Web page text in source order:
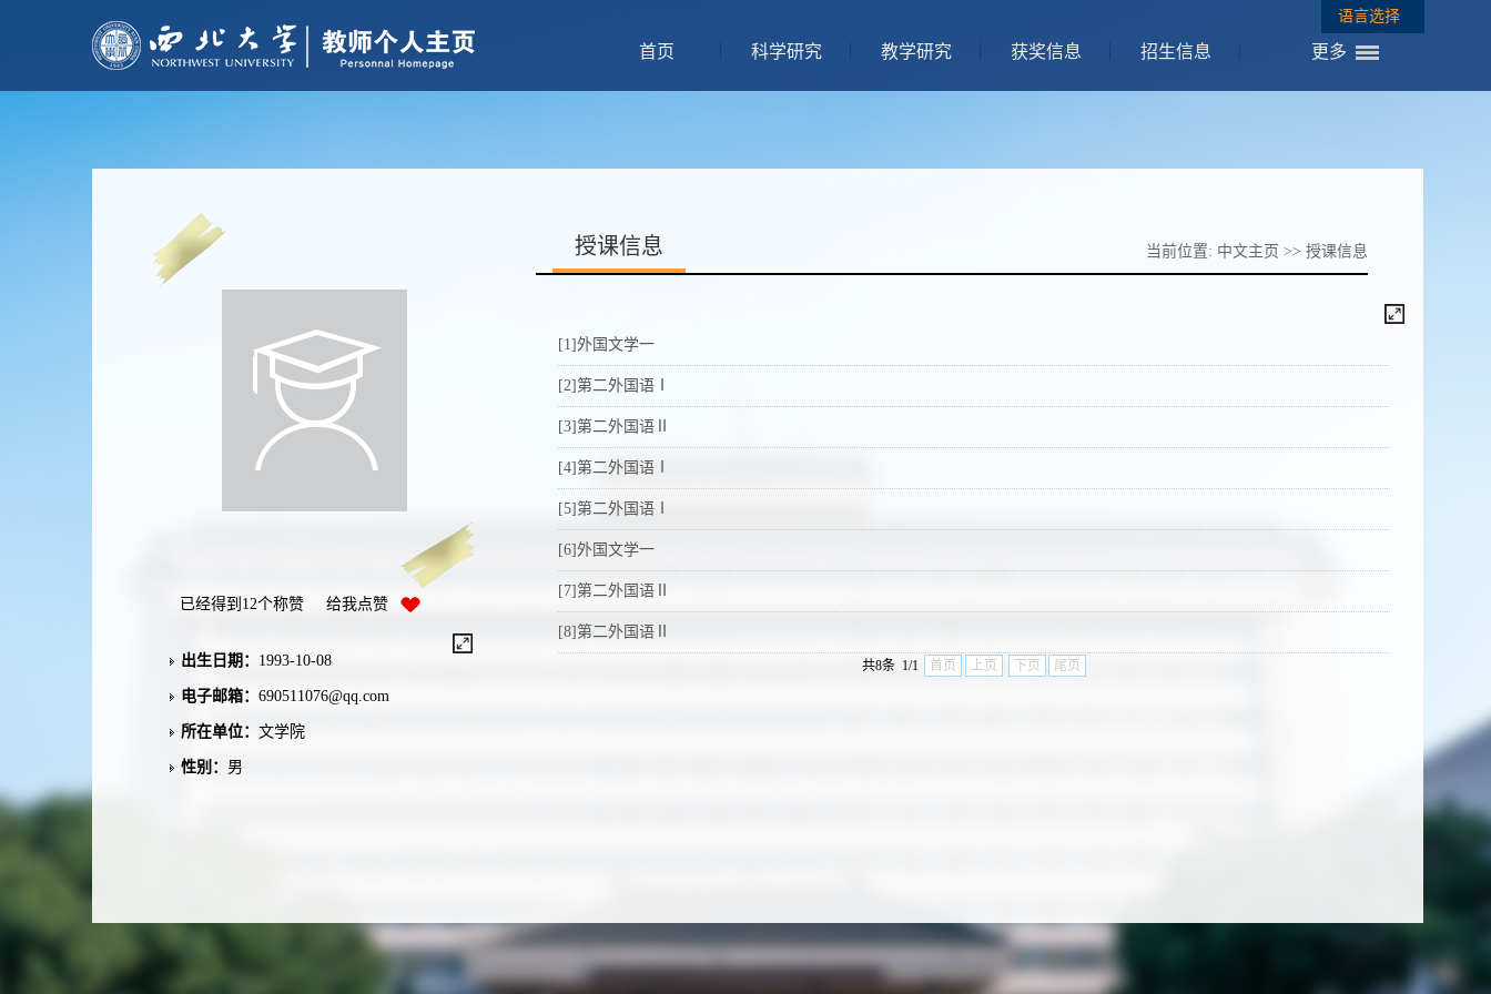
语言选择
首页 科学研究 教学研究 获奖信息 招生信息 更多
已经得到 12个称赞 给我点赞
出生日期： 1993-10-08
电子邮箱： 690511076@qq.com
所在单位： 文学院
性别： 男
授课信息 当前位置: 中文主页 >> 授课信息
[1]外国文学一
[2]第二外国语Ⅰ
[3]第二外国语Ⅱ
[4]第二外国语Ⅰ
[5]第二外国语Ⅰ
[6]外国文学一
[7]第二外国语Ⅱ
[8]第二外国语Ⅱ
共8条 1/1 首页 上页 下页 尾页